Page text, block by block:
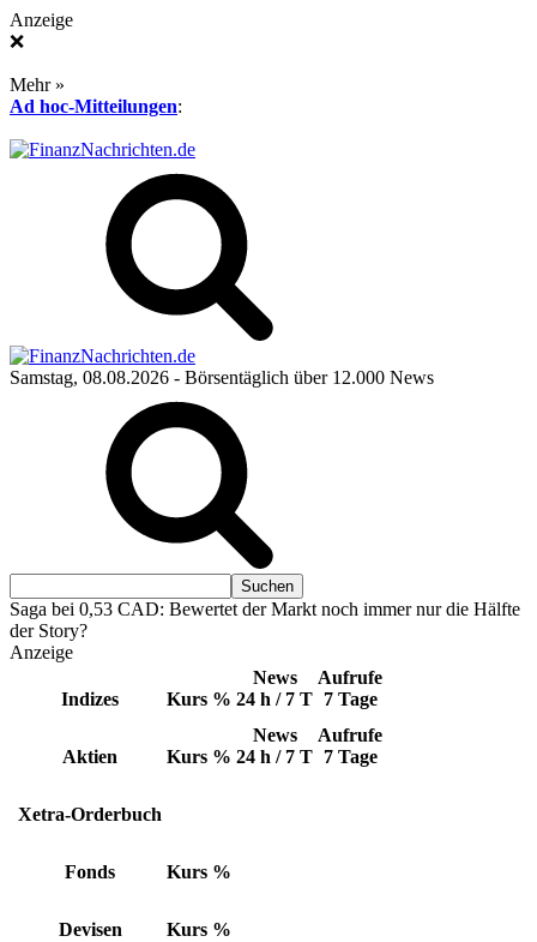
Anzeige
❌
Mehr »
Ad hoc-Mitteilungen:
Samstag, 08.08.2026 - Börsentäglich über 12.000 News
Saga bei 0,53 CAD: Bewertet der Markt noch immer nur die Hälfte
der Story?
Anzeige
Indizes Kurs %
News
24 h / 7 T
Aufrufe
7 Tage
Aktien Kurs %
News
24 h / 7 T
Aufrufe
7 Tage
Xetra-Orderbuch
Fonds Kurs %
Devisen Kurs %